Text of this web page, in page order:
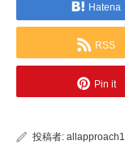
Hatena
RSS
Pin it
投稿者: allapproach1